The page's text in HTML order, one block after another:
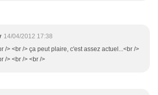
14/04/2012 17:38
/> <br /> ça peut plaire, c'est assez actuel...<br />
/> <br /> <br />